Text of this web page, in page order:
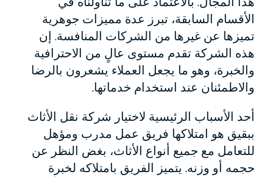
الأقسام السابقة، تبرز عدة مميزات جوهرية
تميزها عن غيرها من الشركات المنافسة. إن
هذه الشركة تقدم مستوى عالٍ من الاحترافية
والخبرة، وهو ما يجعل العملاء يشعرون بالرضا
والاطمئنان عند استخدام خدماتها.
أحد الأسباب الرئيسية لاختيار شركة نقل الأثاث
ببقيق هو امتلاكها فريق عمل مدرب ومؤهل
للتعامل مع جميع أنواع الأثاث، بغض النظر عن
حجمه أو وزنه. يتميز الفريق بامتلاكه لخبرة